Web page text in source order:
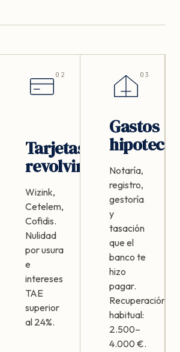
02
Tarjetas
revolving
Wizink,
Cetelem,
Cofidis.
Nulidad
por usura
e
intereses
TAE
superior
al 24%.
03
Gastos
Notaría,
registro,
gestoría
y
tasación
que el
banco te
hizo
pagar.
Recuperación
habitual:
2.500–
4.000 €.